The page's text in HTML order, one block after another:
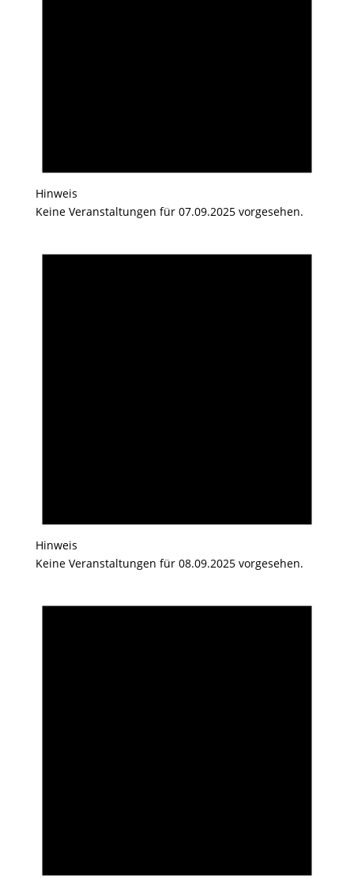
Hinweis
Keine Veranstaltungen für 07.09.2025 vorgesehen.
Hinweis
Keine Veranstaltungen für 08.09.2025 vorgesehen.